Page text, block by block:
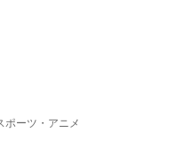
ポーツ・アニメ